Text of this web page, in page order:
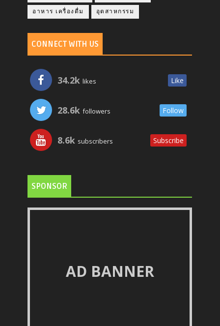
อาหาร เครื่องดื่ม อุตสาหกรรม
CONNECT WITH US
34.2k likes Like
28.6k followers Follow
8.6k subscribers Subscribe
SPONSOR
AD BANNER